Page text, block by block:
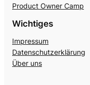
Product Owner Camp
Wichtiges
Impressum
Datenschutzerklärung
Über uns